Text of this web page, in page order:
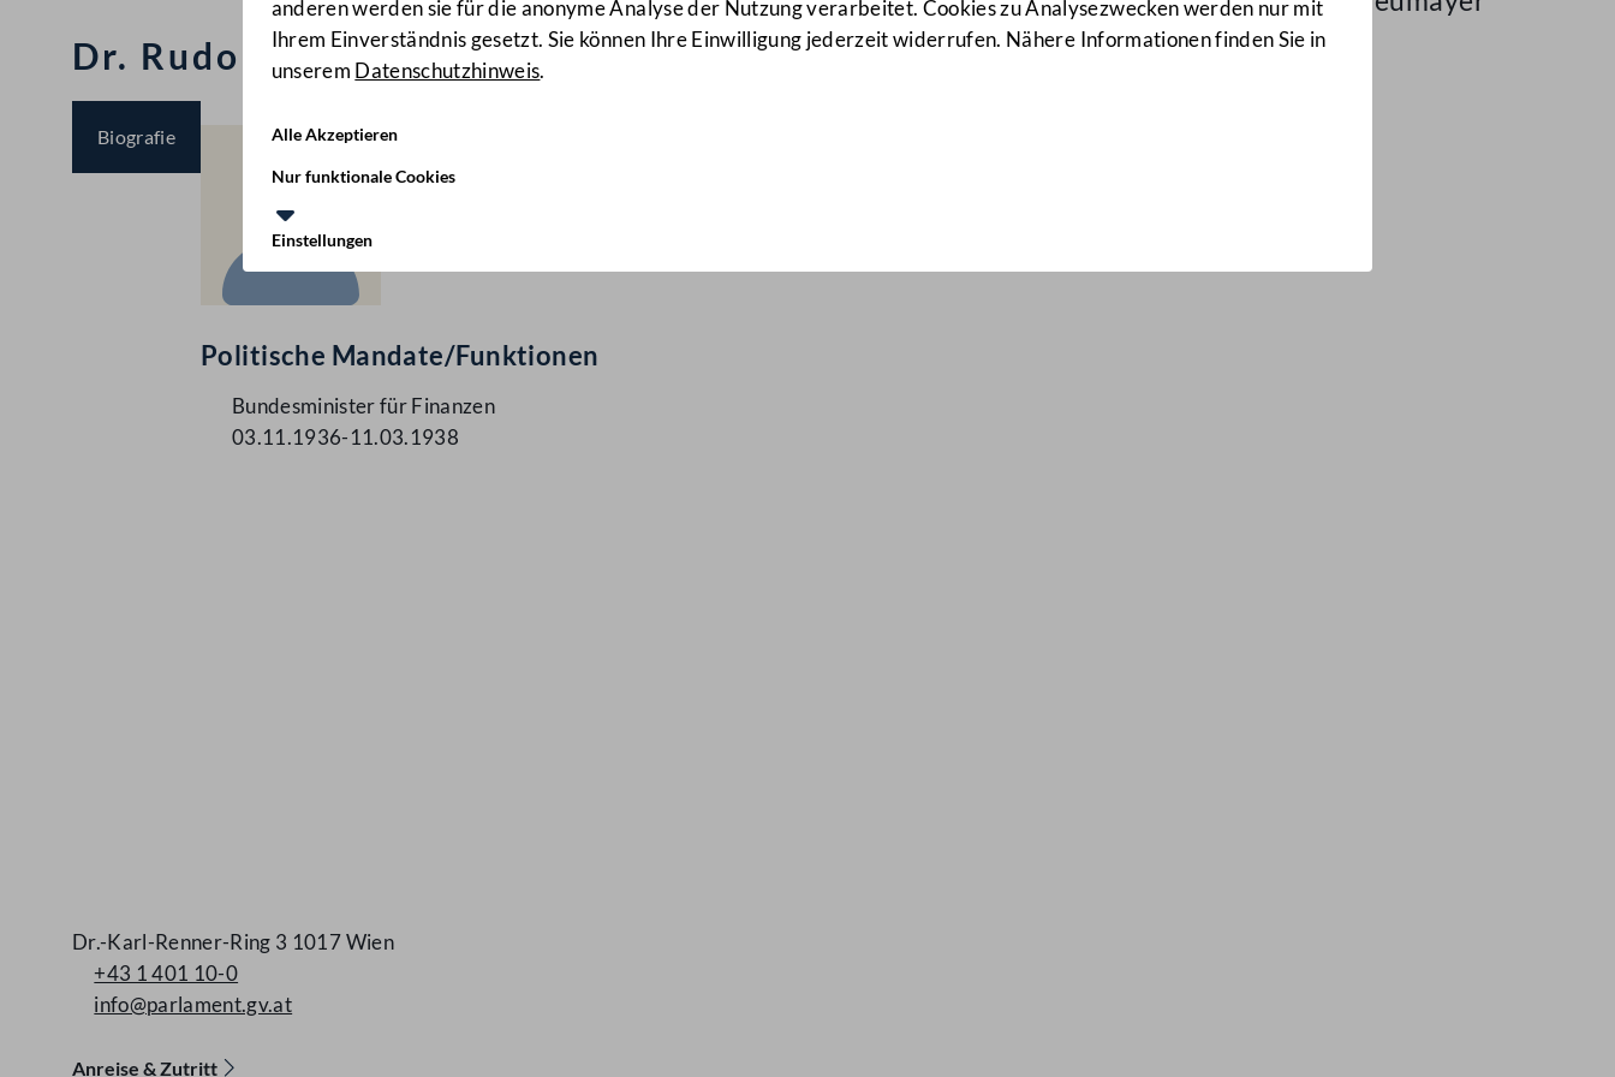
anderen werden sie für die anonyme Analyse der Nutzung verarbeitet. Cookies zu Analysezwecken werden nur mit
Ihrem Einverständnis gesetzt. Sie können Ihre Einwilligung jederzeit widerrufen. Nähere Informationen finden Sie in
unserem Datenschutzhinweis.
Alle Akzeptieren
Nur funktionale Cookies
Einstellungen
Dr. Rudolf Neumayer
Biografie
Politische Mandate/Funktionen
Bundesminister für Finanzen
03.11.1936-11.03.1938
Dr.-Karl-Renner-Ring 3 1017 Wien
+43 1 401 10-0
info@parlament.gv.at
Anreise & Zutritt